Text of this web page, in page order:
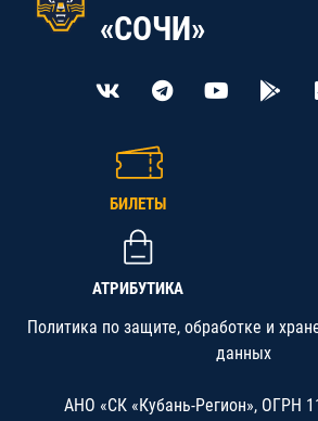
«СОЧИ»
БИЛЕТЫ
АТРИБУТИКА
Политика по защите, обработке и
данных
АНО «СК «Кубань-Регион», ОГРН